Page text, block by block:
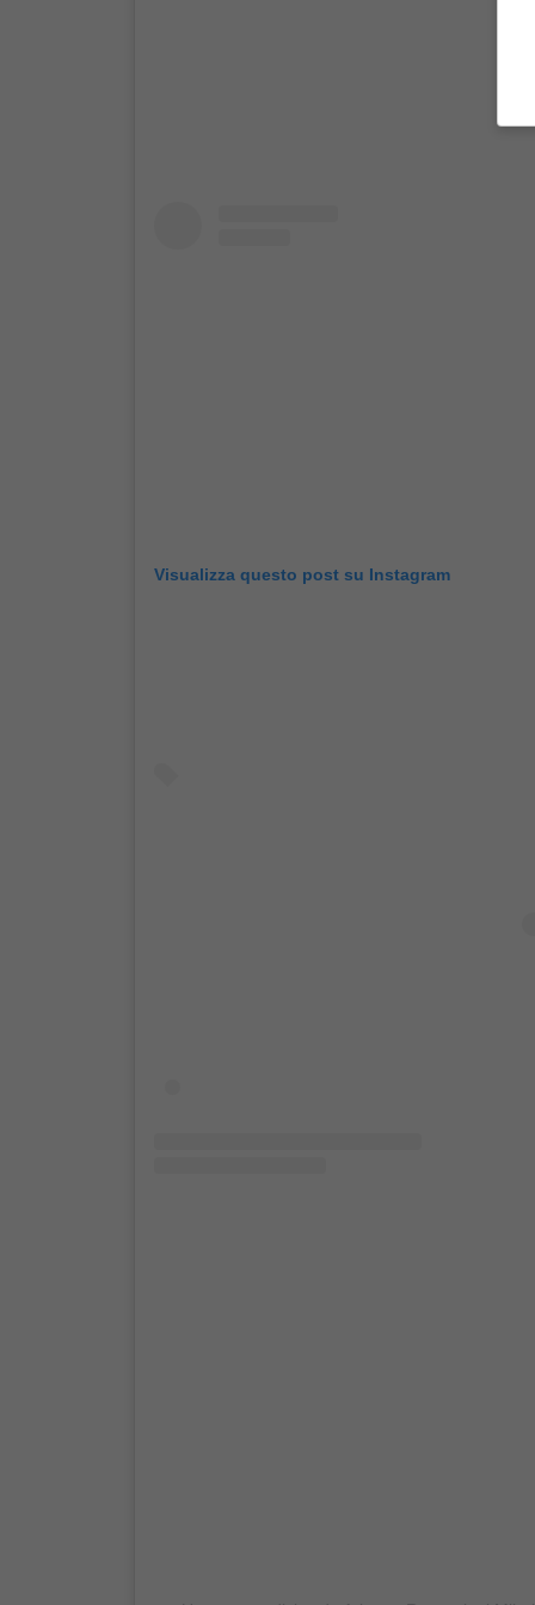
Visualizza questo post su Instagram